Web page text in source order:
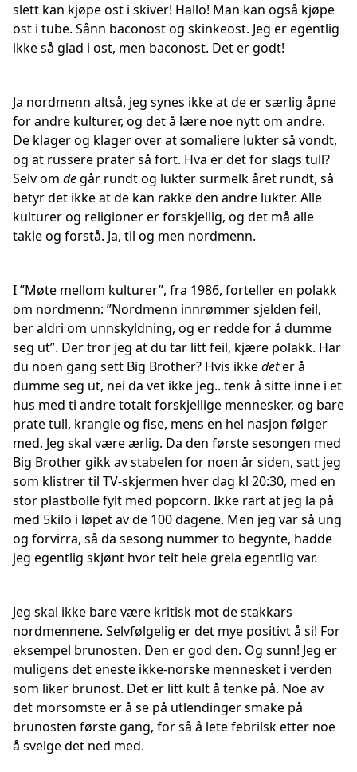
slett kan kjøpe ost i skiver! Hallo! Man kan også kjøpe
ost i tube. Sånn baconost og skinkeost. Jeg er egentlig
ikke så glad i ost, men baconost. Det er godt!
Ja nordmenn altså, jeg synes ikke at de er særlig åpne
for andre kulturer, og det å lære noe nytt om andre.
De klager og klager over at somaliere lukter så vondt,
og at russere prater så fort. Hva er det for slags tull?
Selv om degår rundt og lukter surmelk året rundt, så
betyr det ikke at de kan rakke den andre lukter. Alle
kulturer og religioner er forskjellig, og det må alle
takle og forstå. Ja, til og men nordmenn.
I ”Møte mellom kulturer”, fra 1986, forteller en polakk
om nordmenn: ”Nordmenn innrømmer sjelden feil,
ber aldri om unnskyldning, og er redde for å dumme
seg ut”. Der tror jeg at du tar litt feil, kjære polakk. Har
du noen gang sett Big Brother? Hvis ikkedeter å
dumme seg ut, nei da vet ikke jeg.. tenk å sitte inne i et
hus med ti andre totalt forskjellige mennesker, og bare
prate tull, krangle og fise, mens en hel nasjon følger
med. Jeg skal være ærlig. Da den første sesongen med
Big Brother gikk av stabelen for noen år siden, satt jeg
som klistrer til TV-skjermen hver dag kl 20:30, med en
stor plastbolle fylt med popcorn. Ikke rart at jeg la på
med 5kilo i løpet av de 100 dagene. Men jeg var så ung
og forvirra, så da sesong nummer to begynte, hadde
jeg egentlig skjønt hvor teit hele greia egentlig var.
Jeg skal ikke bare være kritisk mot de stakkars
nordmennene. Selvfølgelig er det mye positivt å si! For
eksempel brunosten. Den er god den. Og sunn! Jeg er
muligens det eneste ikke-norske mennesket i verden
som liker brunost. Det er litt kult å tenke på. Noe av
det morsomste er å se på utlendinger smake på
brunosten første gang, for så å lete febrilsk etter noe
å svelge det ned med.